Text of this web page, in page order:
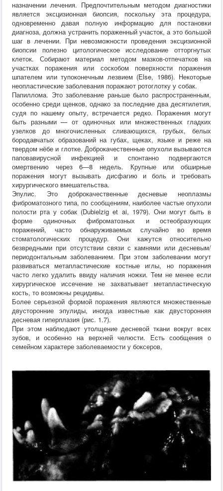
назначении лечения. Предпочтительным методом диагностики
является эксцизионная биопсия, поскольку эта процедура,
одновременно давая полную информацию для постановки
диагноза, должна устранить пораженный участок, а это большой
шаг в лечении. При невозможности проведения эксцизионной
биопсии полезно цитологическое исследование отторгнутых
клеток. Собирают материал методом мазков-отпечатков на
участках поражения или соскобом поверхности поражения
шпателем или тупоконечным лезвием (Else, 1986). Некоторые
неопластические заболевания поражают ротоглотку у собак.
Папиллома. Это заболевание раньше было распространенным,
особенно среди щенков, однако за последние два десятилетия,
судя по нашему опыту, встречается редко. Поражения могут
быть разными — от одиночных или множественных гладких
узелков до многочисленных сливающихся, грубых, белых
бородавчатых образований на губах, щеках, языке и реже на
твердом нёбе и глотке. Доброкачественные опухоли вызываются
паповавирусной инфекцией и спонтанно подвергаются
омертвению через 6—8 недель. Крупные или обширные
поражения могут вызывать дисфагию и боль и требовать
хирургического вмешательства.
Эпулис. Это доброкачественные десневые неоплазмы
фиброматозного типа, по сообщениям, наиболее частые опухоли
полости рта у собак (Dubielzig et ai, 1979). Они могут быть в
форме одиночных фиброматозных и остеобразующих
поражений, часто обнаруживаемых случайно во время
стоматологических процедур. Они кажутся относительно
безвредными при отсутствии связи с камнями или десневым/
периодонтальным заболеванием. При этом заболевании могут
развиваться метапластические костные иглы, но поражения
часто легко удалить ввиду наличия ножки. Тем не менее если
хирургическое иссечение не захватывает метапластическую
кость, то возможны рецидивы.
Более серьезной формой поражения являются множественные
двусторонние эпулиды, иногда известные как двусторонняя
десневая гиперплазия (рис. 1.7).
При этом наблюдают утолщение десневой ткани вокруг всех
зубов, и особенно на верхней челюсти. Есть сообщения о
семейном характере заболеваемости у боксеров,